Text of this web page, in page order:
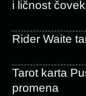
i ličnost
Rider Waite
Tarot karta
promena